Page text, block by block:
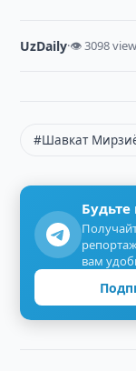
UzDaily·👁 3098
#Шавкат
вам